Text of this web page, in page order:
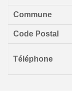
Commune
Code Postal
Téléphone